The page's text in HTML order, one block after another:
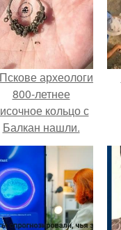
археологи
800-летнее
кольцо с
Балкан нашли.